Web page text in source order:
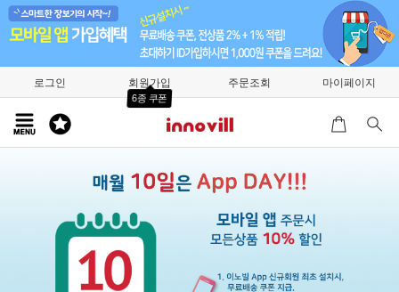
로그인 회원가입
6종 쿠폰
주문조회 마이페이지